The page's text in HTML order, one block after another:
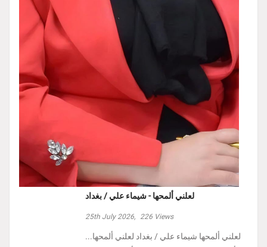
لعلني ألمحها - شيماء علي / بغداد
25th July 2026, 226 Views
لعلني ألمحها شيماء علي / بغداد لعلني ألمحها...